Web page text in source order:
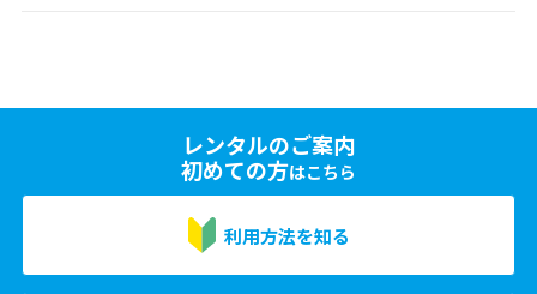
レンタルのご案内
初めての方はこちら
利用方法を知る